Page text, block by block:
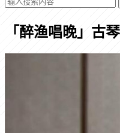
「醉渔唱晚」古